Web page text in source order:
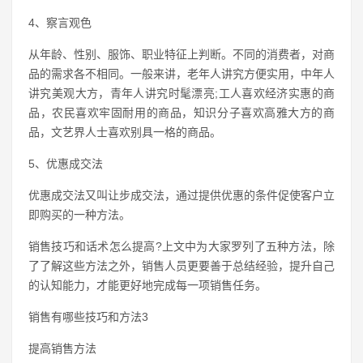
4、察言观色
从年龄、性别、服饰、职业特征上判断。不同的消费者，对商
品的需求各不相同。一般来讲，老年人讲究方便实用，中年人
讲究美观大方，青年人讲究时髦漂亮;工人喜欢经济实惠的商
品，农民喜欢牢固耐用的商品，知识分子喜欢高雅大方的商
品，文艺界人士喜欢别具一格的商品。
5、优惠成交法
优惠成交法又叫让步成交法，通过提供优惠的条件促使客户立
即购买的一种方法。
销售技巧和话术怎么提高?上文中为大家罗列了五种方法，除
了了解这些方法之外，销售人员更要善于总结经验，提升自己
的认知能力，才能更好地完成每一项销售任务。
销售有哪些技巧和方法3
提高销售方法